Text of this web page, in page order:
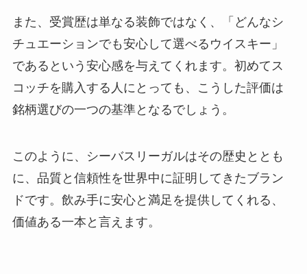
また、受賞歴は単なる装飾ではなく、「どんなシ
チュエーションでも安心して選べるウイスキー」
であるという安心感を与えてくれます。初めてス
コッチを購入する人にとっても、こうした評価は
銘柄選びの一つの基準となるでしょう。
このように、シーバスリーガルはその歴史ととも
に、品質と信頼性を世界中に証明してきたブラン
ドです。飲み手に安心と満足を提供してくれる、
価値ある一本と言えます。